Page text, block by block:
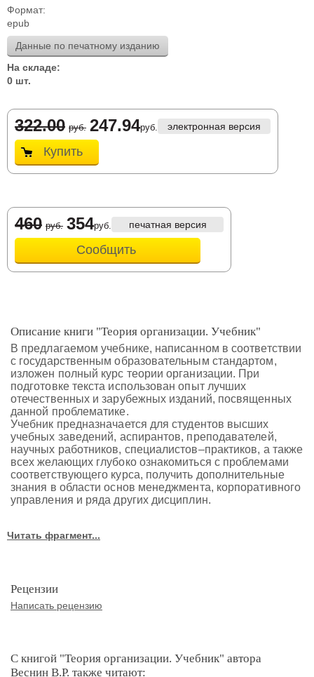
Формат:
epub
Данные по печатному изданию
На складе:
0 шт.
322.00 руб. 247.94руб. электронная версия
Купить
460 руб. 354руб. печатная версия
Сообщить
Описание книги "Теория организации. Учебник"
В предлагаемом учебнике, написанном в соответствии
с государственным образовательным стандартом,
изложен полный курс теории организации. При
подготовке текста использован опыт лучших
отечественных и зарубежных изданий, посвященных
данной проблематике.
Учебник предназначается для студентов высших
учебных заведений, аспирантов, преподавателей,
научных работников, специалистов–практиков, а также
всех желающих глубоко ознакомиться с проблемами
соответствующего курса, получить дополнительные
знания в области основ менеджмента, корпоративного
управления и ряда других дисциплин.
Читать фрагмент...
Рецензии
Написать рецензию
С книгой "Теория организации. Учебник" автора
Веснин В.Р. также читают: